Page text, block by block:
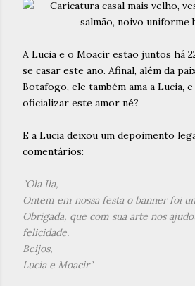
A Lucia e o Moacir estão juntos há
se casar este ano. Afinal, além da
Botafogo, ele também ama a Lucia,
oficializar este amor né?
E a Lucia deixou um depoimento
comentários:
"Ola Ila,
Ontem em nossa festa o banner foi
Obrigada, que com sua arte nos
felicidade.
Beijos,
Lucia e Moacir"